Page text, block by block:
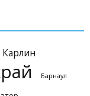
Карлин
Барнаул